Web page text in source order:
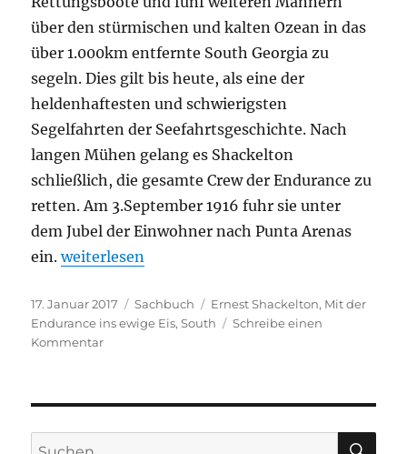
über den stürmischen und kalten Ozean in das
über 1.000km entfernte South Georgia zu
segeln. Dies gilt bis heute, als eine der
heldenhaftesten und schwierigsten
Segelfahrten der Seefahrtsgeschichte. Nach
langen Mühen gelang es Shackelton
schließlich, die gesamte Crew der Endurance zu
retten. Am 3.September 1916 fuhr sie unter
dem Jubel der Einwohner nach Punta Arenas
ein.„Ernest Shackelton – Mit der Endurance ins
weiterlesen
Veröffentlicht
am
17. Januar 2017 Kategorien
Sachbuch Schlagwörter
Ernest Shackelton, Mit der
Endurance ins ewige Eis,South
Schreibe einen
Kommentarzu
der
Suchen